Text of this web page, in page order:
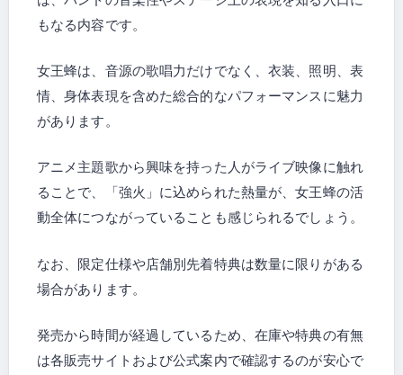
もなる内容です。
女王蜂は、音源の歌唱力だけでなく、衣装、照明、表
情、身体表現を含めた総合的なパフォーマンスに魅力
があります。
アニメ主題歌から興味を持った人がライブ映像に触れ
ることで、「強火」に込められた熱量が、女王蜂の活
動全体につながっていることも感じられるでしょう。
なお、限定仕様や店舗別先着特典は数量に限りがある
場合があります。
発売から時間が経過しているため、在庫や特典の有無
は各販売サイトおよび公式案内で確認するのが安心で